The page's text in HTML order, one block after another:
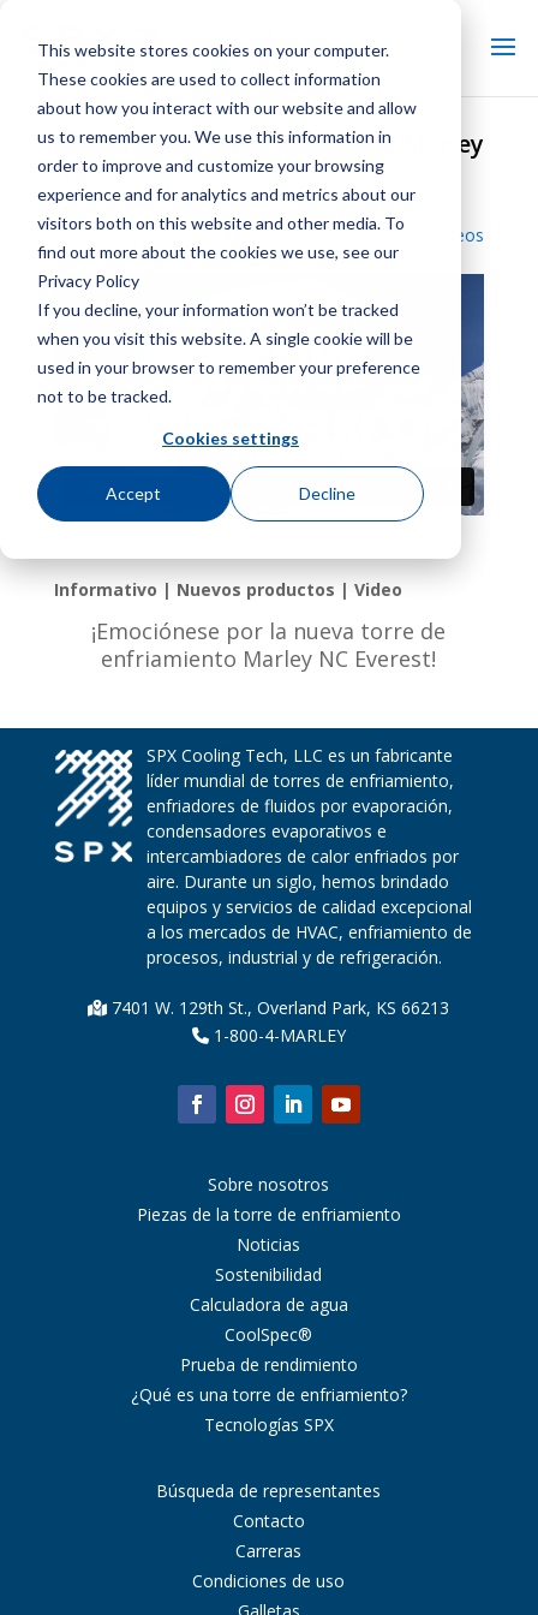
This website stores cookies on your computer.
These cookies are used to collect information
about how you interact with our website and allow
us to remember you. We use this information in
order to improve and customize your browsing
experience and for analytics and metrics about our
visitors both on this website and other media. To
find out more about the cookies we use, see our
Privacy Policy
If you decline, your information won’t be tracked
when you visit this website. A single cookie will be
used in your browser to remember your preference
not to be tracked.
Cookies settings
Accept Decline
Vista previa del Everest de Marley
NC
Volver a la biblioteca de vídeos
Informativo | Nuevos productos | Video
¡Emociónese por la nueva torre de
enfriamiento Marley NC Everest!
SPX Cooling Tech, LLC es un fabricante
líder mundial de torres de enfriamiento,
enfriadores de fluidos por evaporación,
condensadores evaporativos e
intercambiadores de calor enfriados por
aire. Durante un siglo, hemos brindado
equipos y servicios de calidad excepcional
a los mercados de HVAC, enfriamiento de
procesos, industrial y de refrigeración.
7401 W. 129th St., Overland Park, KS 66213
1-800-4-MARLEY
Sobre nosotros
Piezas de la torre de enfriamiento
Noticias
Sostenibilidad
Calculadora de agua
CoolSpec®
Prueba de rendimiento
¿Qué es una torre de enfriamiento?
Tecnologías SPX
Búsqueda de representantes
Contacto
Carreras
Condiciones de uso